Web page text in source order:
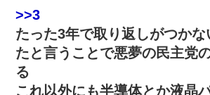
>>3
たった3年で取り返しがつかな
たと言うことで悪夢の民主党
る
これ以外にも半導体とか液晶